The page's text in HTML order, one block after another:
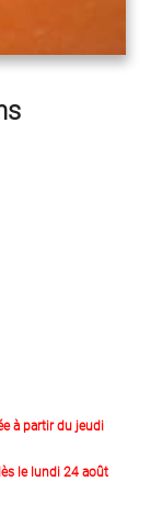
à partir du jeudi
le lundi 24 août